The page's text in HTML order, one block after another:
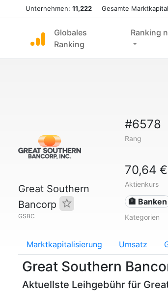
Unternehmen: 11,222 Gesamte
Globales
Ranking
Ranking
Great Southern
Bancorp
GSBC
#6578
Rang
70,64 €
Aktienkurs
🏦 Banken
Kategorien
Marktkapitalisierung Umsatz
Great Southern
Aktuellste Leihgebühr für